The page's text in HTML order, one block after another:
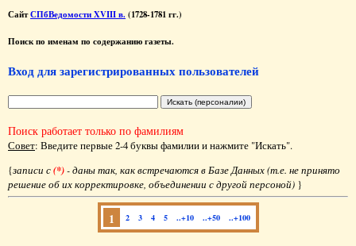
СайтСПбВедомости XVIII в. (1728-1781 гг.)
Поиск по именам по содержанию газеты.
Вход для зарегистрированных пользователей
Поиск работает только по фамилиям
Совет: Введите первые 2-4 буквы фамилии и нажмите "Искать".
{записи с(*)- даны так, как встречаются в Базе Данных (т.е. не принято
решение об их корректировке, объединении с другой персоной) }
1 2 3 4 5 ..+10 ..+50 ..+100